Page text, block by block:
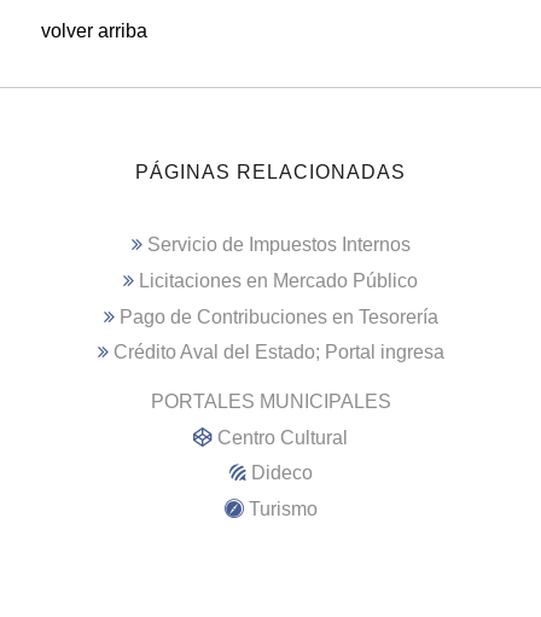
volver arriba
PÁGINAS RELACIONADAS
Servicio de Impuestos Internos
Licitaciones en Mercado Público
Pago de Contribuciones en Tesorería
Crédito Aval del Estado; Portal ingresa
PORTALES MUNICIPALES
Centro Cultural
Dideco
Turismo